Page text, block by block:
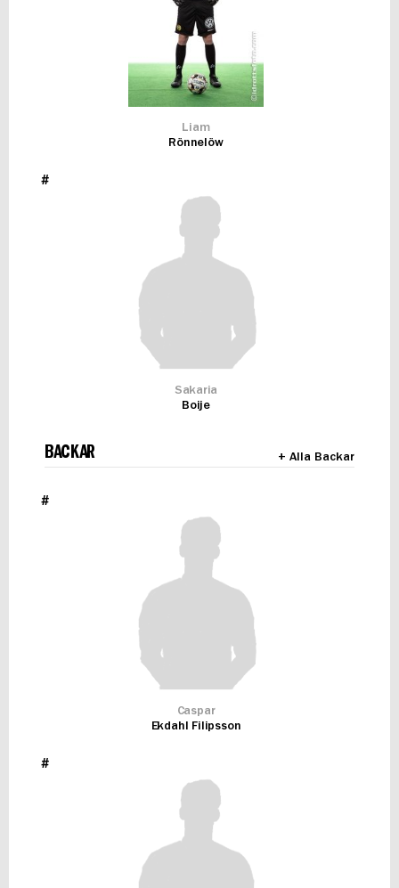
Liam
Rönnelöw
#
Sakaria
Boije
BACKAR + Alla Backar
#
Caspar
Ekdahl Filipsson
#